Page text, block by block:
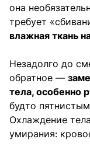
она
требует
влажная ткань
Незадолго до
обратное —
тела, особенно
будто
Охлаждение
умирания: